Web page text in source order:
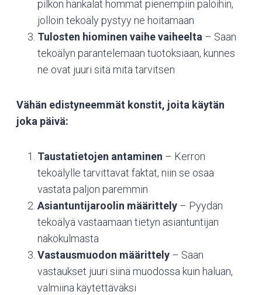
pilkon hankalat hommat pienempiin paloihin,
jolloin tekoäly pystyy ne hoitamaan
Tulosten hiominen vaihe vaiheelta – Saan
tekoälyn parantelemaan tuotoksiaan, kunnes
ne ovat juuri sitä mitä tarvitsen
Vähän edistyneemmät konstit, joita käytän
joka päivä:
Taustatietojen antaminen – Kerron
tekoälylle tarvittavat faktat, niin se osaa
vastata paljon paremmin
Asiantuntijaroolin määrittely – Pyydän
tekoälyä vastaamaan tietyn asiantuntijan
näkökulmasta
Vastausmuodon määrittely – Saan
vastaukset juuri siinä muodossa kuin haluan,
valmiina käytettäväksi